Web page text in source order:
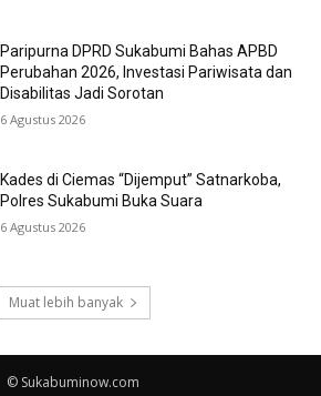
Paripurna DPRD Sukabumi Bahas APBD
Perubahan 2026, Investasi Pariwisata dan
Disabilitas Jadi Sorotan
6 Agustus 2026
Kades di Ciemas “Dijemput” Satnarkoba,
Polres Sukabumi Buka Suara
6 Agustus 2026
Muat lebih banyak
© Sukabuminow.com